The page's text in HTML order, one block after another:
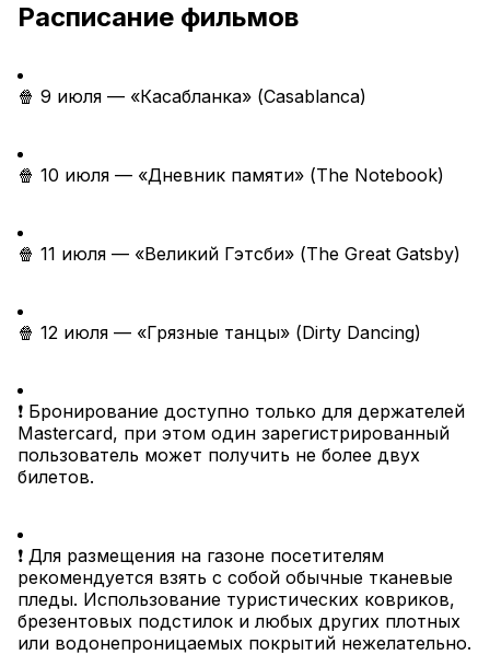
Расписание фильмов
🍿 9 июля — «Касабланка» (Casablanca)
🍿 10 июля — «Дневник памяти» (The Notebook)
🍿 11 июля — «Великий Гэтсби» (The Great Gatsby)
🍿 12 июля — «Грязные танцы» (Dirty Dancing)
❗️ Бронирование доступно только для держателей
Mastercard, при этом один зарегистрированный
пользователь может получить не более двух
билетов.
❗️ Для размещения на газоне посетителям
рекомендуется взять с собой обычные тканевые
пледы. Использование туристических ковриков,
брезентовых подстилок и любых других плотных
или водонепроницаемых покрытий нежелательно.